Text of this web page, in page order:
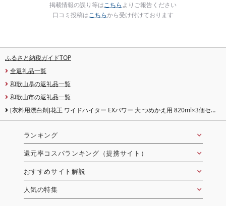
掲載情報の誤り等はこちらよりご報告ください
口コミ投稿はこちらから受け付けております
ふるさと納税ガイドTOP
全返礼品一覧
和歌山県の返礼品一覧
和歌山市の返礼品一覧
[衣料用漂白剤]花王 ワイドハイター EXパワー 大 つめかえ用 820ml×3個セッ
ランキング
還元率コスパランキング（提携サイト）
おすすめサイト解説
人気の特集